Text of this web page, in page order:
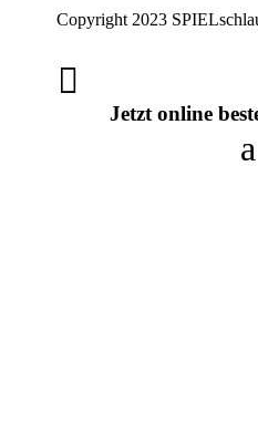
Copyright 2023

Jetzt online